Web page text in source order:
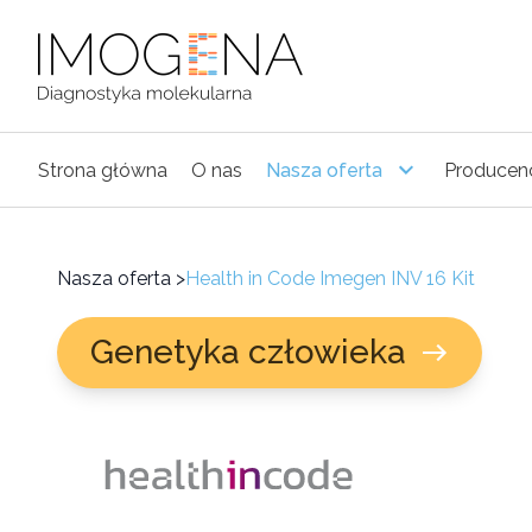
Strona główna O nas Nasza oferta
Nasza oferta >Health in Code Imegen INV 16 Kit
Genetyka człowieka